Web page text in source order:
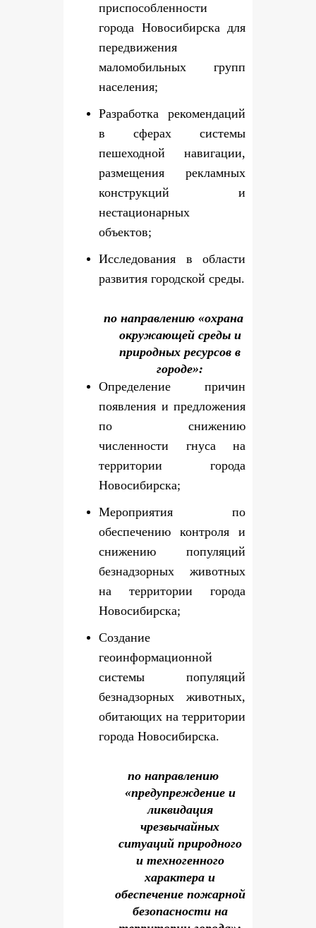
приспособленности
города Новосибирска для
передвижения
маломобильных групп
населения;
Разработка рекомендаций
в сферах системы
пешеходной навигации,
размещения рекламных
конструкций и
нестационарных
объектов;
Исследования в области
развития городской среды.
по направлению «охрана
окружающей среды и
природных ресурсов в
городе»:
Определение причин
появления и предложения
по снижению
численности гнуса на
территории города
Новосибирска;
Мероприятия по
обеспечению контроля и
снижению популяций
безнадзорных животных
на территории города
Новосибирска;
Создание
геоинформационной
системы популяций
безнадзорных животных,
обитающих на территории
города Новосибирска.
по направлению
«предупреждение и
ликвидация
чрезвычайных
ситуаций природного
и техногенного
характера и
обеспечение пожарной
безопасности на